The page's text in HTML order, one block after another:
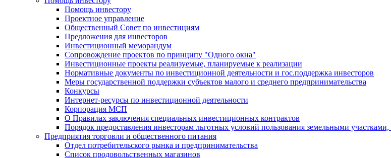
Помощь инвестору
Проектное управление
Общественный Совет по инвестициям
Предложения для инвесторов
Инвестиционный меморандум
Сопровождение проектов по принципу "Oдного окна"
Инвестиционные проекты реализуемые, планируемые к реализации
Нормативные документы по инвестиционной деятельности и гос.поддержка инвесторов
Меры государственной поддержки субъектов малого и среднего предпринимательства
Конкурсы
Интернет-ресурсы по инвестиционной деятельности
Корпорация МСП
О Правилах заключения специальных инвестиционных контрактов
Порядок предоставления инвесторам льготных условий пользования земельными
Предприятия торговли и общественного питания
Отдел потребительского рынка и предпринимательства
Список продовольственных магазинов